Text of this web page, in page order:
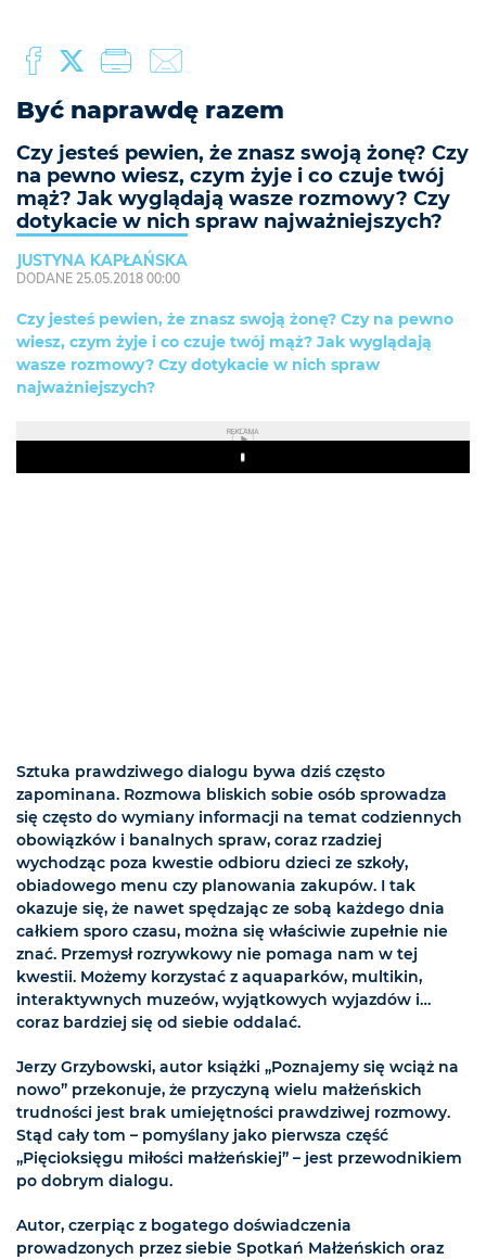
Być naprawdę razem
Czy jesteś pewien, że znasz swoją żonę? Czy
na pewno wiesz, czym żyje i co czuje twój
mąż? Jak wyglądają wasze rozmowy? Czy
dotykacie w nich spraw najważniejszych?
JUSTYNA KAPŁAŃSKA
DODANE 25.05.2018 00:00
Czy jesteś pewien, że znasz swoją żonę? Czy na pewno
wiesz, czym żyje i co czuje twój mąż? Jak wyglądają
wasze rozmowy? Czy dotykacie w nich spraw
najważniejszych?
REKLAMA
Play
Sztuka prawdziwego dialogu bywa dziś często
zapominana. Rozmowa bliskich sobie osób sprowadza
się często do wymiany informacji na temat codziennych
obowiązków i banalnych spraw, coraz rzadziej
wychodząc poza kwestie odbioru dzieci ze szkoły,
obiadowego menu czy planowania zakupów. I tak
okazuje się, że nawet spędzając ze sobą każdego dnia
całkiem sporo czasu, można się właściwie zupełnie nie
znać. Przemysł rozrywkowy nie pomaga nam w tej
kwestii. Możemy korzystać z aquaparków, multikin,
interaktywnych muzeów, wyjątkowych wyjazdów i…
coraz bardziej się od siebie oddalać.
Jerzy Grzybowski, autor książki „Poznajemy się wciąż na
nowo” przekonuje, że przyczyną wielu małżeńskich
trudności jest brak umiejętności prawdziwej rozmowy.
Stąd cały tom – pomyślany jako pierwsza część
„Pięcioksięgu miłości małżeńskiej” – jest przewodnikiem
po dobrym dialogu.
Autor, czerpiąc z bogatego doświadczenia
prowadzonych przez siebie Spotkań Małżeńskich oraz